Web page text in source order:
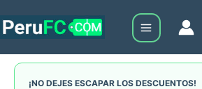
to
Main
Menu
¡NO DEJES ESCAPAR LOS DESCUENTOS!